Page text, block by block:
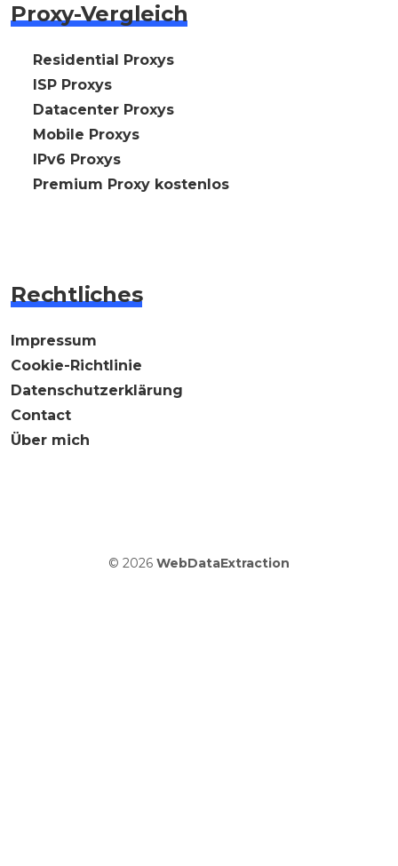
Proxy-Vergleich
🇩🇪 Residential Proxys
🇩🇪 ISP Proxys
🇩🇪 Datacenter Proxys
🇩🇪 Mobile Proxys
🇩🇪 IPv6 Proxys
⭐ Premium Proxy kostenlos
Rechtliches
Impressum
Cookie-Richtlinie
Datenschutzerklärung
Contact
Über mich
© 2026 WebDataExtraction